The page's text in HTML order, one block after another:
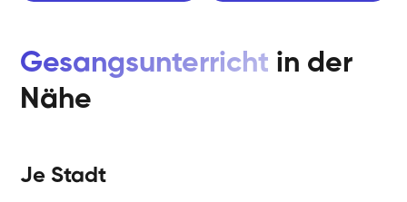
Gesangsunterricht in der
Nähe
Je Stadt